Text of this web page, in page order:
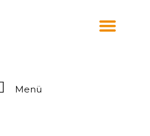
Menü